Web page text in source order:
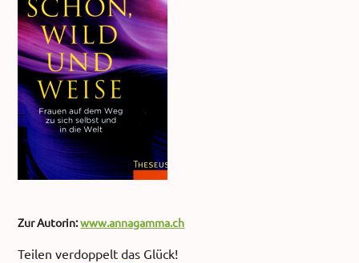
Zur Autorin:www.annagamma.ch
Teilen verdoppelt das Glück!